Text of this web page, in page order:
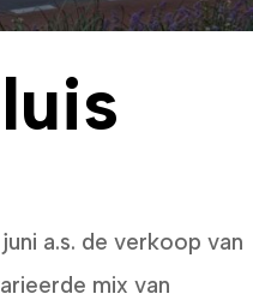
a.s. de verkoop van
mix van